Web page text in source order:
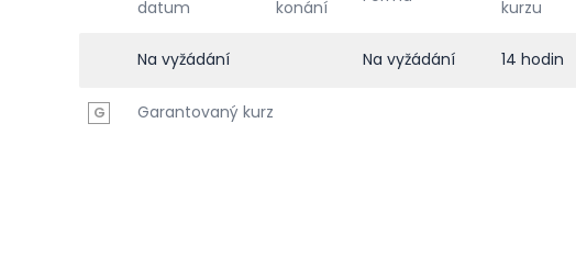
datum
konání
kurzu
Na vyžádání Na vyžádání 14 hodin
G Garantovaný kurz